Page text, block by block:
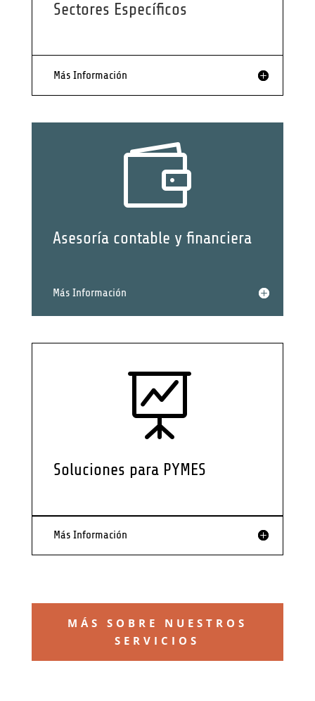
Sectores Específicos
Más Información

Asesoría contable y financiera
Más Información

Soluciones para PYMES
Más Información
MÁS SOBRE NUESTROS
SERVICIOS